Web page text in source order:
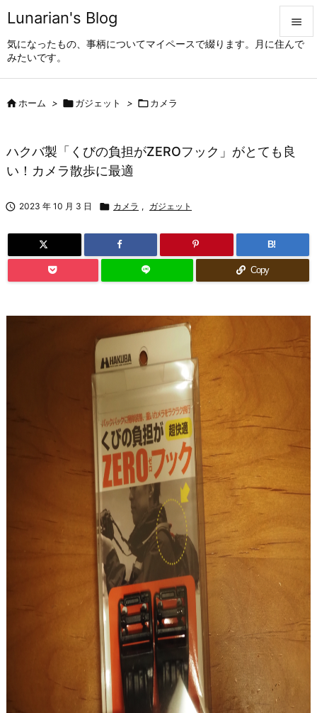
Lunarian's Blog
気になったもの、事柄についてマイペースで綴ります。月に住んで
みたいです。



ホーム > ガジェット > カメラ
ハクバ製「くびの負担がZEROフック」がとても良
い！カメラ散歩に最適
 2023 年 10 月 3 日  カメラ , ガジェット
B!
Copy